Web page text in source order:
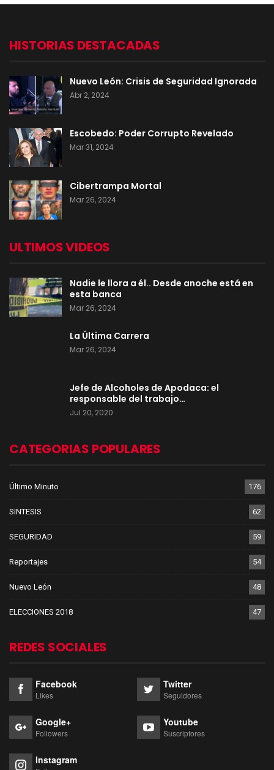
HISTORIAS DESTACADAS
Nuevo León: Crisis de Seguridad Ignorada
Abr 2, 2024
Escobedo: Poder Corrupto Revelado
Mar 31, 2024
Cibertrampa Mortal
Mar 26, 2024
ULTIMOS VIDEOS
Nadie le llora a él.. Desde anoche está en
esta banca
Mar 26, 2024
La Última Carrera
Mar 26, 2024
Jefe de Alcoholes de Apodaca: el
responsable del trabajo…
Jul 20, 2020
CATEGORIAS POPULARES
Último Minuto 176
SINTESIS 62
SEGURIDAD 59
Reportajes 54
Nuevo León 48
ELECCIONES 2018 47
REDES SOCIALES
Facebook
Likes
Twitter
Seguidores
Google+
Followers
Youtube
Suscriptores
Instagram